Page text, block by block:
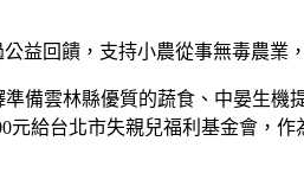
益回饋，支持小農從事無毒農業
備雲林縣優質的蔬食、中晏生
給台北市失親兒福利基金會，作